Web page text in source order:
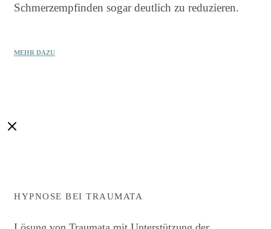
Schmerzempfinden sogar deutlich zu reduzieren.
MEHR DAZU
HYPNOSE BEI TRAUMATA